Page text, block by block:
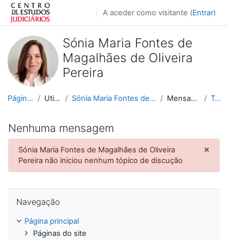
Ir para o conteúdo principal
A aceder como visitante (Entrar)
Sónia Maria Fontes de
Magalhães de Oliveira
Pereira
Página principal Utilizadores Sónia Maria Fontes de Magalhães de Oliveira Pereira Mensagens no fórum Tópicos
Nenhuma mensagem
Sónia Maria Fontes de Magalhães de Oliveira
Pereira não iniciou nenhum tópico de discução
×
Navegação
Página principal
Páginas do site